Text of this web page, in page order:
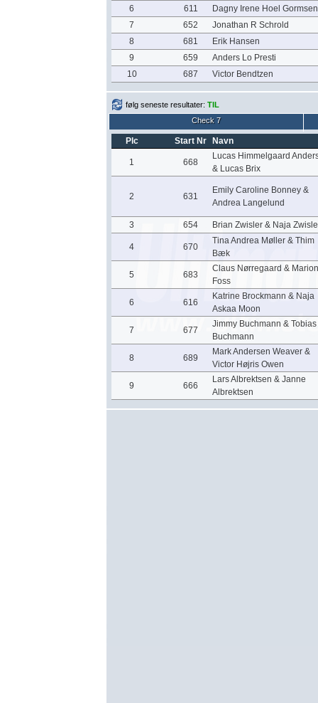
6 611
Dagny Irene Hoel Gormsen
7
652
Jonathan R Schrold
8
681
Erik Hansen
9
659
Anders Lo Presti
10
687 Victor Bendtzen
følg seneste resultater: TIL
Check 7
Plc Start Nr Navn
1 668
Lucas Himmelgaard
& Lucas Brix
2 631
Emily Caroline Bonney &
Andrea Langelund
3 654 Brian Zwisler & Naja
4 670
Tina Andrea Møller & Thim
Bæk
5 683
Claus Nørregaard & Marion
Foss
6 616
Katrine Brockmann & Naja
Askaa Moon
7 677
Jimmy Buchmann & Tobias
Buchmann
8 689
Mark Andersen Weaver &
Victor Højris Owen
9 666
Lars Albrektsen & Janne
Albrektsen